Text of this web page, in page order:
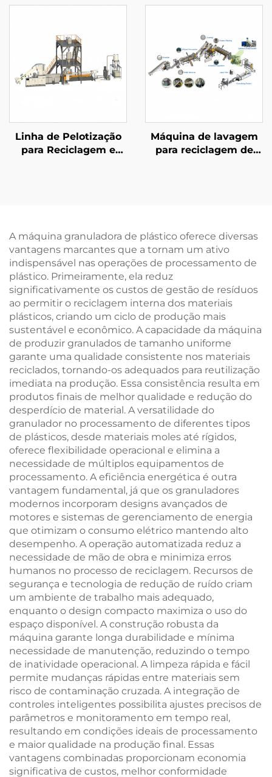
consumo
Linha de Pelotização
para Reciclagem e
Máquina de lavagem
para reciclagem de
A máquina granuladora de plástico oferece diversas
vantagens marcantes que a tornam um ativo
indispensável nas operações de processamento de
plástico. Primeiramente, ela reduz
significativamente os custos de gestão de resíduos
ao permitir o reciclagem interna dos materiais
plásticos, criando um ciclo de produção mais
sustentável e econômico. A capacidade da máquina
de produzir granulados de tamanho uniforme
garante uma qualidade consistente nos materiais
reciclados, tornando-os adequados para reutilização
imediata na produção. Essa consistência resulta em
produtos finais de melhor qualidade e redução do
desperdício de material. A versatilidade do
granulador no processamento de diferentes tipos
de plásticos, desde materiais moles até rígidos,
oferece flexibilidade operacional e elimina a
necessidade de múltiplos equipamentos de
processamento. A eficiência energética é outra
vantagem fundamental, já que os granuladores
modernos incorporam designs avançados de
motores e sistemas de gerenciamento de energia
que otimizam o consumo elétrico mantendo alto
desempenho. A operação automatizada reduz a
necessidade de mão de obra e minimiza erros
humanos no processo de reciclagem. Recursos de
segurança e tecnologia de redução de ruído criam
um ambiente de trabalho mais adequado,
enquanto o design compacto maximiza o uso do
espaço disponível. A construção robusta da
máquina garante longa durabilidade e mínima
necessidade de manutenção, reduzindo o tempo
de inatividade operacional. A limpeza rápida e fácil
permite mudanças rápidas entre materiais sem
risco de contaminação cruzada. A integração de
controles inteligentes possibilita ajustes precisos de
parâmetros e monitoramento em tempo real,
resultando em condições ideais de processamento
e maior qualidade na produção final. Essas
vantagens combinadas proporcionam economia
significativa de custos, melhor conformidade